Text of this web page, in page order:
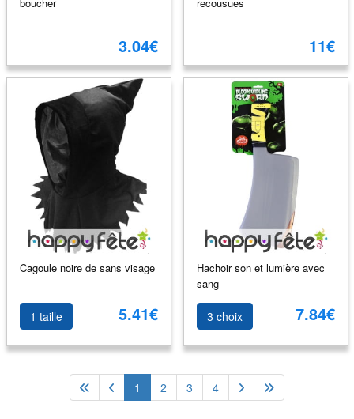
3.04€ 11€
Cagoule noire de sans visage
1 taille 5.41€
Hachoir son et lumière avec
sang
3 choix 7.84€
1 2 3 4